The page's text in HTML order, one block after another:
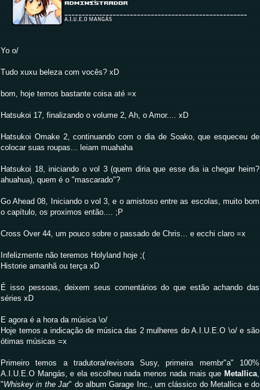
Yo o/
Tudo xuxu beleza com vocês? xD
bom, hoje temos bastante coisa até =x
Hatsukoi 17, finalizando o volume 2, Ah, o Amor.... xD
Hatsukoi Omake 2, continuando com o dia de Soako, que esqueceu de
colocar suas roupas... leiam muahaha
Hatsukoi 18, iniciando o vol 3 (quem diria que esse dia ia chegar heim?
ahuahua), quem é o "mascarado"?
Go Ahead 08, Iniciando o vol 3, e o amistoso entre as escolas, muito bom
o capítulo, os proximos então.... ;P
Cross Over 44, um pouco sobre o passado de Chris... e ecchi claro =x
Infelizmente não teremos Holyland hoje ;(
Historie amanhã ou terça xD
É isso pessoas, deixem seus comentários do que estão achando das
séries xD
E agora é a hora da música \o/
Hoje temos a indicação de música das 2 mulheres do A.I.U.E.O \o/ e são
ótimas músicas =x
Primeiro temos a tradutora/revisora Susy, primeira membr"a" 100%
A.I.U.E.O Mangás, e ela escolheu nada menos nada mais que Metallica
"Whiskey in the Jar" do album Garage Inc., um clássico do Metallica e do